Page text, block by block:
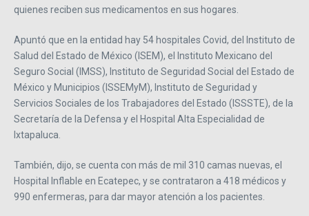
quienes reciben sus medicamentos en sus hogares.
Apuntó que en la entidad hay 54 hospitales Covid, del Instituto de
Salud del Estado de México (ISEM), el Instituto Mexicano del
Seguro Social (IMSS), Instituto de Seguridad Social del Estado de
México y Municipios (ISSEMyM), Instituto de Seguridad y
Servicios Sociales de los Trabajadores del Estado (ISSSTE), de la
Secretaría de la Defensa y el Hospital Alta Especialidad de
Ixtapaluca.
También, dijo, se cuenta con más de mil 310 camas nuevas, el
Hospital Inflable en Ecatepec, y se contrataron a 418 médicos y
990 enfermeras, para dar mayor atención a los pacientes.